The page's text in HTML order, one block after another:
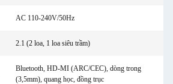
AC 110-240V/50Hz
2.1 (2 loa, 1 loa siêu trầm)
Bluetooth, HD-MI (ARC/CEC), dòng trong
(3,5mm), quang học, đồng trục